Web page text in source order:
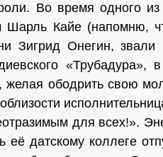
Во время одного
Кайе (напомню,
Зигрид Онегин,
желая ободрить свою
для всех!».
датскому коллеге